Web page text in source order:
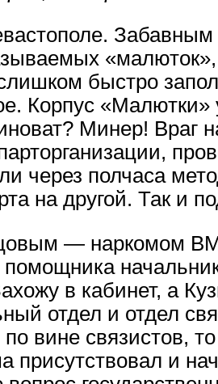
Забавным
быстро
Корпус «Малютки»
Минер! Враг
через полчаса
на другой. Так и
— наркомом
помощника
в кабинет, а
отдел и отдел
вине связистов,
присутствовал и